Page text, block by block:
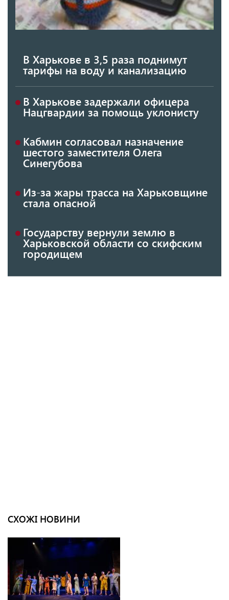
В Харькове в 3,5 раза поднимут
тарифы на воду и канализацию
В Харькове задержали офицера
Нацгвардии за помощь уклонисту
Кабмин согласовал назначение
шестого заместителя Олега
Синегубова
Из-за жары трасса на Харьковщине
стала опасной
Государству вернули землю в
Харьковской области со скифским
городищем
СХОЖІ НОВИНИ